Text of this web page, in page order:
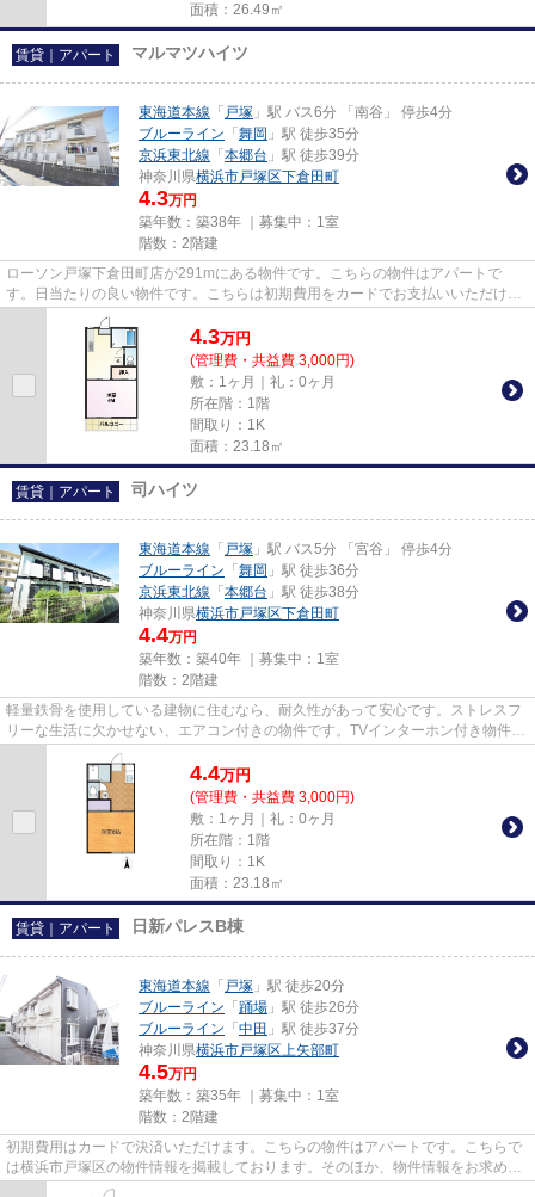
面積：26.49㎡
賃貸｜アパート マルマツハイツ
東海道本線 「 戸塚 」駅 バス6分 「南谷」 停歩4分
ブルーライン 「 舞岡 」駅 徒歩35分
京浜東北線 「 本郷台 」駅 徒歩39分
神奈川県横浜市戸塚区下倉田町
4.3万円
築年数：築38年 ｜募集中： 1室
階数：2階建
ローソン戸塚下倉田町店が291mにある物件です。こちらの物件はアパートで
す。日当たりの良い物件です。こちらは初期費用をカードでお支払いいただける
物件なので、支払い手続きの手間...
4.3万円
(管理費・共益費 3,000円)
敷：1ヶ月｜礼：0ヶ月
所在階：1階
間取り：1K
面積：23.18㎡
賃貸｜アパート 司ハイツ
東海道本線 「 戸塚 」駅 バス5分 「宮谷」 停歩4分
ブルーライン 「 舞岡 」駅 徒歩36分
京浜東北線 「 本郷台 」駅 徒歩38分
神奈川県横浜市戸塚区下倉田町
4.4万円
築年数：築40年 ｜募集中： 1室
階数：2階建
軽量鉄骨を使用している建物に住むなら、耐久性があって安心です。ストレスフ
リーな生活に欠かせない、エアコン付きの物件です。TVインターホン付き物件な
ら、急な来訪者の対応も快適...
4.4万円
(管理費・共益費 3,000円)
敷：1ヶ月｜礼：0ヶ月
所在階：1階
間取り：1K
面積：23.18㎡
賃貸｜アパート 日新パレスB棟
東海道本線 「 戸塚 」駅 徒歩20分
ブルーライン 「 踊場 」駅 徒歩26分
ブルーライン 「 中田 」駅 徒歩37分
神奈川県横浜市戸塚区上矢部町
4.5万円
築年数：築35年 ｜募集中： 1室
階数：2階建
初期費用はカードで決済いただけます。こちらの物件はアパートです。こちらで
は横浜市戸塚区の物件情報を掲載しております。そのほか、物件情報をお求めな
らアパマンメイトまでご連絡...